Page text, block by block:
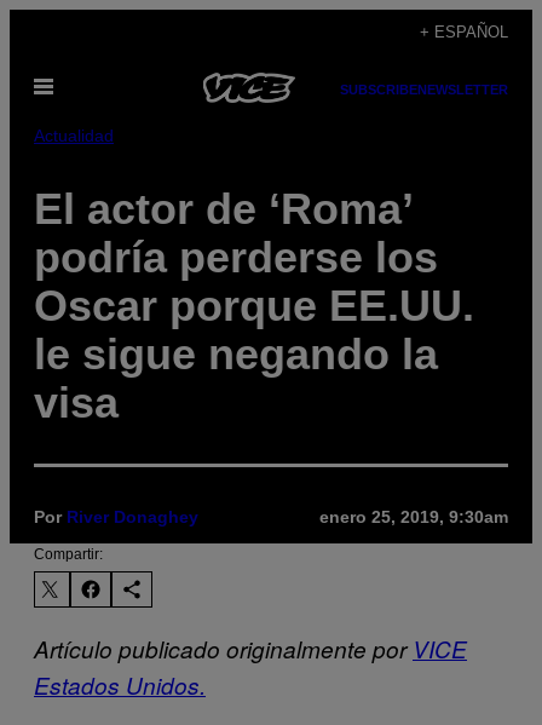
contenido
+ ESPAÑOL
Abrir
SUBSCRIBENEWSLETTER
Actualidad
El actor de ‘Roma’
podría perderse los
Oscar porque EE.UU.
le sigue negando la
visa
Por River Donaghey enero 25, 2019, 9:30am
Compartir:
Artículo publicado originalmente porVICE
Estados Unidos.